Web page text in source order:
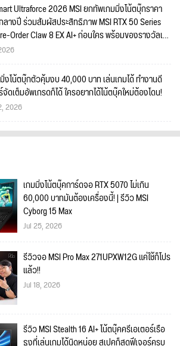
Ultraforce 2026 MSI ยกทัพเกมมิ่งโน้ตบุ๊กราคา
างปี ร่วมสัมผัสประสิทธิภาพ MSI RTX 50 Series
Order Claw 8 EX AI+ ก่อนใคร พร้อมของรางวัลเข้า
รรมในงาน!
งโน้ตบุ๊กตัวคุ้มงบ 40,000 บาท เล่นเกมได้ ทำงานดี
ดเต็มอัพเกรดก็ได้ ใครอยากได้โน้ตบุ๊คใหม่ต้องโดน!
2026
เกมมิ่งโน้ตบุ๊คการ์ดจอ RTX 5070 ไม่เกิน
60,000 บาทมันต้องเครื่องนี้! | รีวิว MSI
Cyborg 15 Max
Jul 25, 2026
รีวิวจอ MSI Pro Max 271UPXW12G แค่ใช้ก็โปร
แล้ว!!
Jul 18, 2026
รีวิว MSI Stealth 16 AI+ โน้ตบุ๊คครีเอเตอร์เรือ